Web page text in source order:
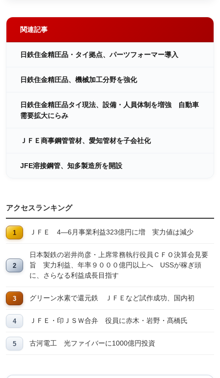
関連記事
日鉄住金精圧品・タイ拠点、パーツフォーマー導入
日鉄住金精圧品、機械加工分野を強化
日鉄住金精圧品タイ現法、設備・人員体制を増強 自動車
需要拡大にらみ
ＪＦＥ商事鋼管管材、愛知管材を子会社化
JFE溶接鋼管、知多製造所を開設
アクセスランキング
ＪＦＥ 4―6月事業利益323億円に増 実力値は減少
日本製鉄の岩井尚彦・上席常務執行役員ＣＦＯ決算会見要
旨 実力利益、年率９０００億円以上へ USSが稼ぎ頭
に、さらなる利益成長目指す
グリーン水素で還元鉄 ＪＦＥなど試作成功、国内初
ＪＦＥ・印ＪＳＷ合弁 役員に赤木・岩野・髙橋氏
古河電工 光ファイバーに1000億円投資